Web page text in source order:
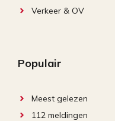
Verkeer & OV
Populair
Meest gelezen
112 meldingen